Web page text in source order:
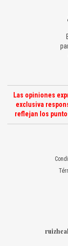
Las opiniones
exclusiva
reflejan los